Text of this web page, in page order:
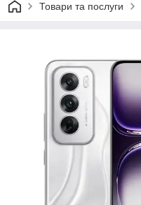
Товари та послуги